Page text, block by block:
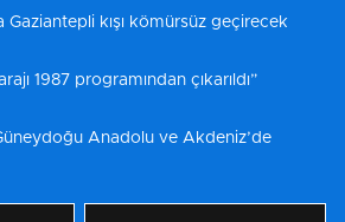
Gaziantepli kışı kömürsüz geçirecek
1987 programından çıkarıldı”
Anadolu ve Akdeniz’de